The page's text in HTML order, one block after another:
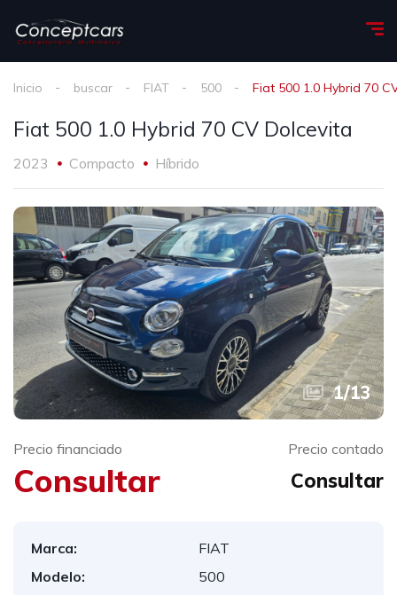
Inicio buscar FIAT 500 Fiat 500 1.0 Hybrid 70
Fiat 500 1.0 Hybrid 70 CV Dolcevita
2023 Compacto Híbrido
1/13
Precio financiado
Consultar
Precio contado
Consultar
Marca:
FIAT
Modelo:
500